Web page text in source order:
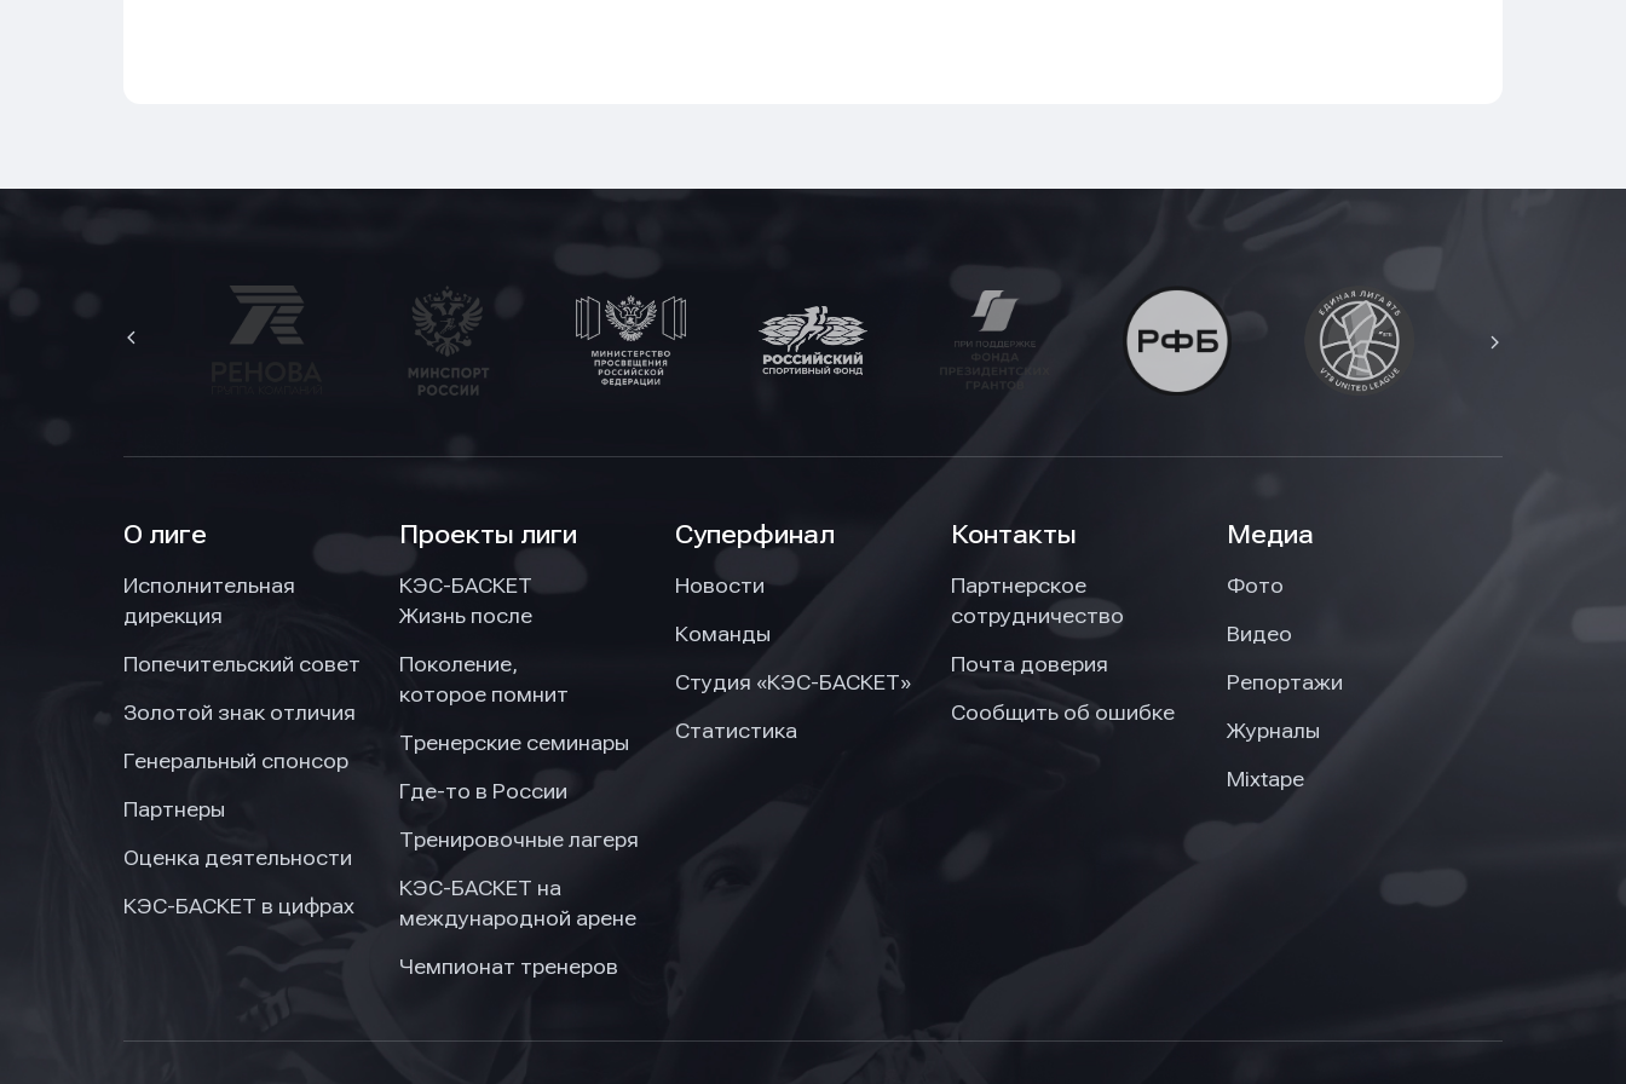
О лиге
Исполнительная
дирекция
Попечительский совет
Золотой знак отличия
Генеральный спонсор
Партнеры
Оценка деятельности
КЭС-БАСКЕТ в цифрах
Проекты лиги
КЭС-БАСКЕТ
Жизнь после
Поколение,
которое помнит
Тренерские семинары
Где-то в России
Тренировочные лагеря
КЭС-БАСКЕТ на
международной арене
Чемпионат тренеров
Суперфинал
Новости
Команды
Студия «КЭС-БАСКЕТ»
Статистика
Контакты
Партнерское
сотрудничество
Почта доверия
Сообщить об ошибке
Медиа
Фото
Видео
Репортажи
Журналы
Mixtape